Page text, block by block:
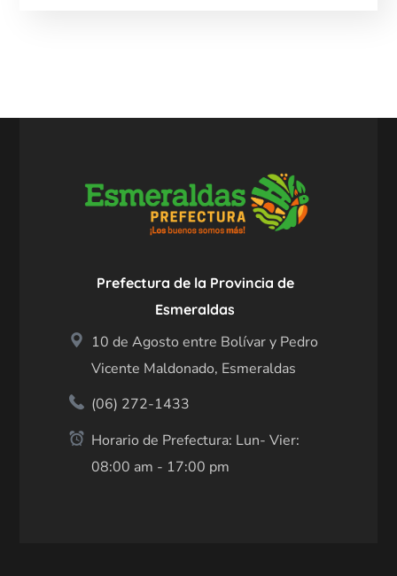
Prefectura de la Provincia de
Esmeraldas
10 de Agosto entre Bolívar y Pedro
Vicente Maldonado, Esmeraldas
(06) 272-1433
Horario de Prefectura: Lun- Vier:
08:00 am - 17:00 pm